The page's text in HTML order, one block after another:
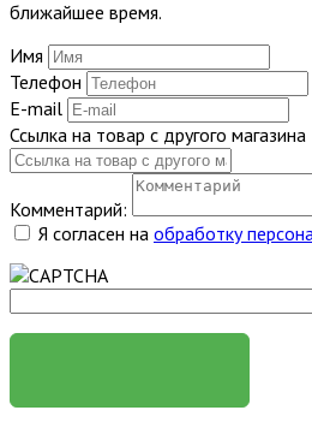
ближайшее время.
Имя
Телефон
E-mail
Ссылка на товар с другого магазина
Комментарий:
Я согласен на обработку